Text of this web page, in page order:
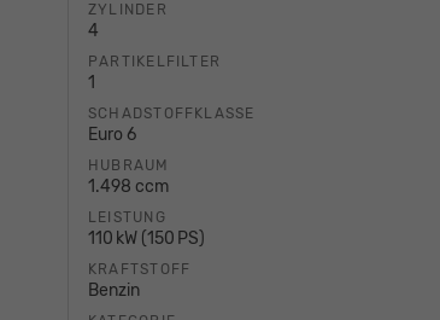
ZYLINDER
4
PARTIKELFILTER
1
SCHADSTOFFKLASSE
Euro 6
HUBRAUM
1.498 ccm
LEISTUNG
110 kW (150 PS)
KRAFTSTOFF
Benzin